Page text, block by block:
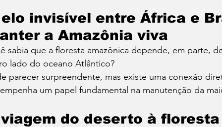
elo invisível entre África e
a Amazônia viva
sabia que a floresta amazônica depende, em parte,
lado do oceano Atlântico?
parecer surpreendente, mas existe uma conexão
um papel fundamental na manutenção da
do deserto à floresta